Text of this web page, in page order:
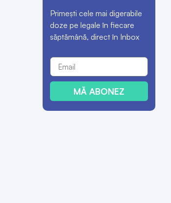
Primești cele mai digerabile
doze pe legale în fiecare
săptămână, direct în Inbox
MĂ ABONEZ